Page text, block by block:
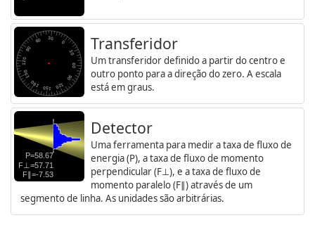
Transferidor
Um transferidor definido a partir do centro e
outro ponto para a direção do zero. A escala
está em graus.
Detector
Uma ferramenta para medir a taxa de fluxo de
energia (P), a taxa de fluxo de momento
perpendicular (F⊥), e a taxa de fluxo de
momento paralelo (F∥) através de um
segmento de linha. As unidades são arbitrárias.